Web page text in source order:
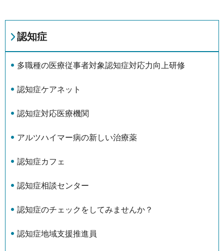
認知症
多職種の医療従事者対象認知症対応力向上研修
認知症ケアネット
認知症対応医療機関
アルツハイマー病の新しい治療薬
認知症カフェ
認知症相談センター
認知症のチェックをしてみませんか？
認知症地域支援推進員